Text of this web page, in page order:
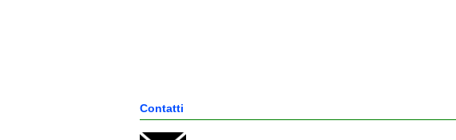
Contatti